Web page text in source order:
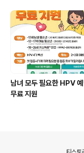
남녀 모두 필요한 HPV
무료 지원